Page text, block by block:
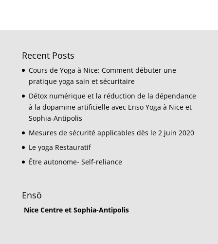
Recent Posts
Cours de Yoga à Nice: Comment débuter une
pratique yoga sain et sécuritaire
Détox numérique et la réduction de la dépendance
à la dopamine artificielle avec Enso Yoga à Nice et
Sophia-Antipolis
Mesures de sécurité applicables dès le 2 juin 2020
Le yoga Restauratif
Être autonome- Self-reliance
Ensō
Nice Centre et Sophia-Antipolis